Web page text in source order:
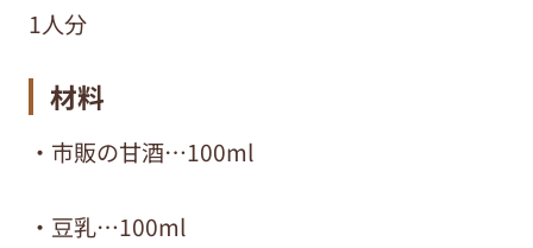
1人分
材料
・市販の甘酒…100ml
・豆乳…100ml